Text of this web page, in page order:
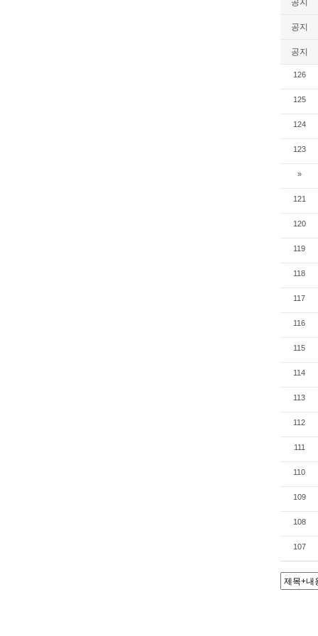
공지
공지
126
125
124
123
»
121
120
119
118
117
116
115
114
113
112
111
110
109
108
107